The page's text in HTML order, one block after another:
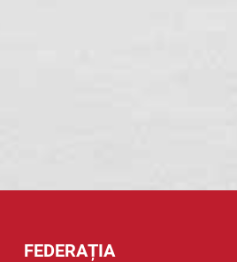
FEDERAȚIA